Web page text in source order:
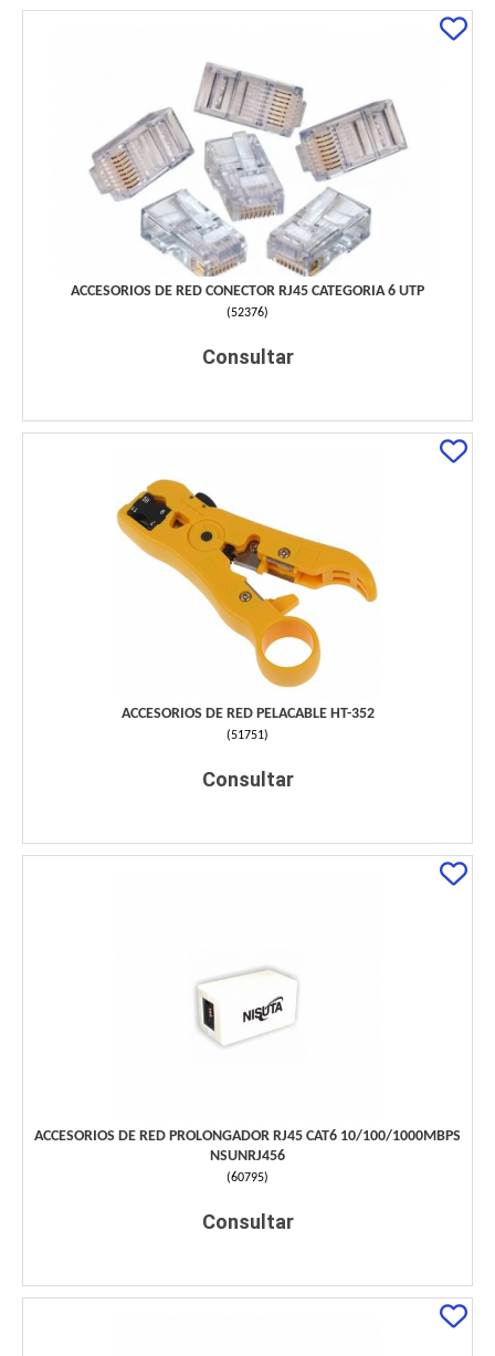
ACCESORIOS DE RED CONECTOR RJ45 CATEGORIA 6 UTP
(52376)
Consultar
ACCESORIOS DE RED PELACABLE HT-352
(51751)
Consultar
ACCESORIOS DE RED PROLONGADOR RJ45 CAT6 10/100/1000MBPS
NSUNRJ456
(60795)
Consultar